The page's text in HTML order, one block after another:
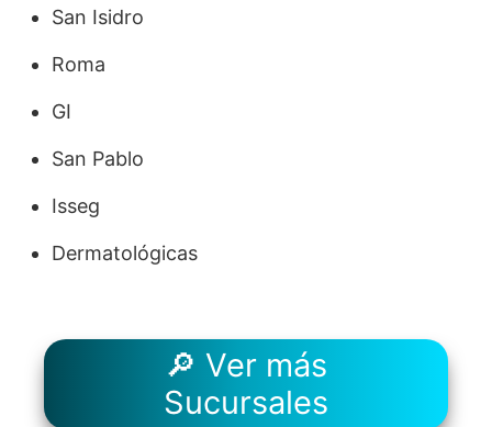
San Isidro
Roma
GI
San Pablo
Isseg
Dermatológicas
🔎 Ver más
Sucursales